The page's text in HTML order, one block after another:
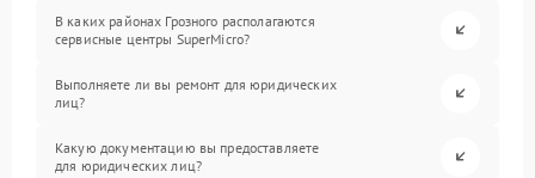
В каких районах Грозного располагаются
сервисные центры SuperMicro?
Выполняете ли вы ремонт для юридических
лиц?
Какую документацию вы предоставляете
для юридических лиц?